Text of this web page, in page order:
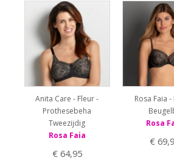
Anita Care - Fleur -
Prothesebeha
Tweezijdig
Rosa Faia
€ 64,95
Rosa Faia
Rosa
€